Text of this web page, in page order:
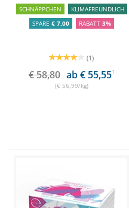
SCHNÄPPCHEN
KLIMAFREUNDLICH
SPARE € 7,00 RABATT 3%
(1)
€ 58,80 ab € 55,551
(€ 56,99/kg)